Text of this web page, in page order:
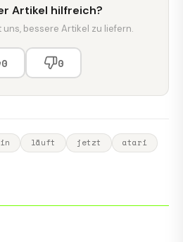
Artikel hilfreich?
bessere Artikel zu liefern.
0 0
läuft jetzt
atari